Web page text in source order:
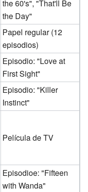
the 60's", "That'll Be
the Day"
Papel regular (12
episodios)
Episodio: "Love at
First Sight"
Episodio: "Killer
Instinct"
Película de TV
Episodioe: "Fifteen
with Wanda"